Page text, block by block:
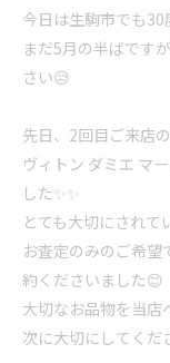
今日は生駒市でも
まだ5月の半ばです
さい😥
先日、2回目ご来店
ヴィトン ダミエ マ
した✨✨
とても大切にされ
お査定のみのご希
約くださいました😊
大切なお品物を当店
次に大切にしてくだ